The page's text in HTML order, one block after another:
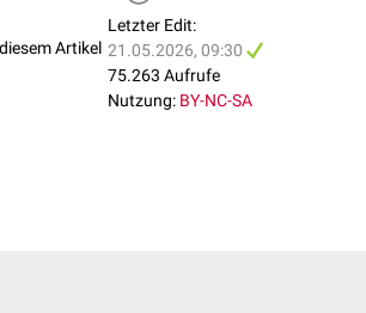
Artikel
Letzter Edit:
21.05.2026, 09:30
75.263 Aufrufe
Nutzung: BY-NC-SA